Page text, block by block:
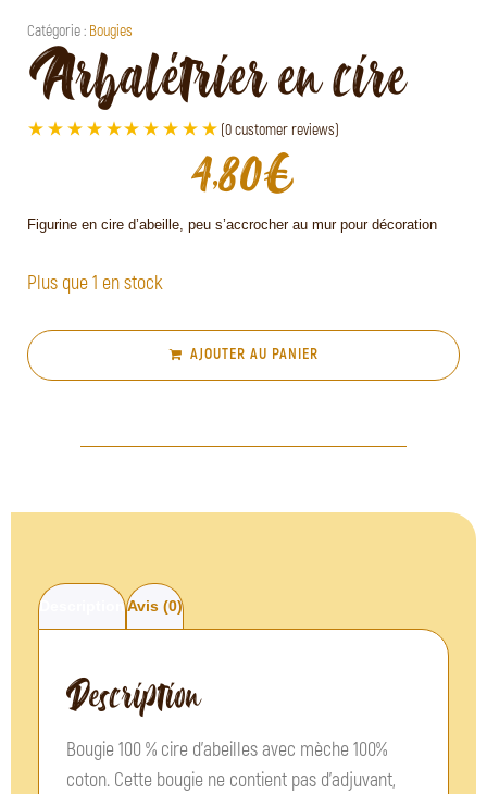
Catégorie : Bougies
Arbalétrier en cire
(0customer reviews)
4,80€
Figurine en cire d’abeille, peu s’accrocher au mur pour décoration
Plus que 1 en stock
AJOUTER AU PANIER
DescriptionAvis (0)
Description
Bougie 100 % cire d’abeilles avec mèche 100%
coton. Cette bougie ne contient pas d’adjuvant,